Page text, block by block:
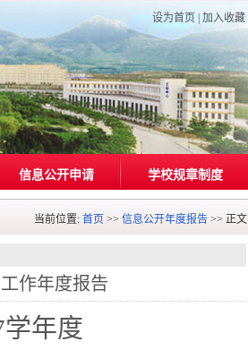
设为首页 加入收藏
信息公开申请 学校规章制度
当前位置: 首页 >> 信息公开年度报告>> 正文
作年度报告
学年度